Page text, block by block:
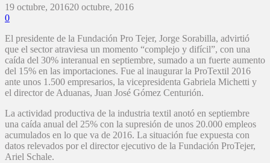
19 octubre, 201620 octubre, 2016
0
El presidente de la Fundación Pro Tejer, Jorge Sorabilla, advirtió
que el sector atraviesa un momento “complejo y difícil”, con una
caída del 30% interanual en septiembre, sumado a un fuerte aumento
del 15% en las importaciones. Fue al inaugurar la ProTextil 2016
ante unos 1.500 empresarios, la vicepresidenta Gabriela Michetti y
el director de Aduanas, Juan José Gómez Centurión.
La actividad productiva de la industria textil anotó en septiembre
una caída anual del 25% con la supresión de unos 20.000 empleos
acumulados en lo que va de 2016. La situación fue expuesta con
datos relevados por el director ejecutivo de la Fundación ProTejer,
Ariel Schale.